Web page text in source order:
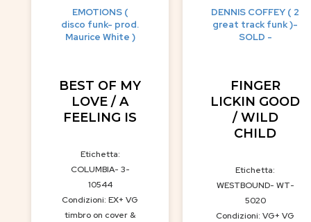
EMOTIONS (
disco funk- prod.
Maurice White )
BEST OF MY
LOVE / A
FEELING IS
Etichetta:
COLUMBIA- 3-
10544
Condizioni: EX+ VG
timbro on cover &
DENNIS COFFEY ( 2
great track funk )-
SOLD -
FINGER
LICKIN GOOD
/ WILD
CHILD
Etichetta:
WESTBOUND- WT-
5020
Condizioni: VG+ VG